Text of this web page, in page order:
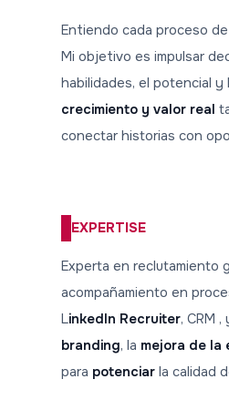
Entiendo cada proceso
Mi objetivo es impulsar
habilidades, el potencial y
crecimiento y valor real
conectar historias con
EXPERTISE
Experta en reclutamiento
acompañamiento en
LinkedIn Recruiter, CRM
branding, la mejora de la
para potenciar la calidad